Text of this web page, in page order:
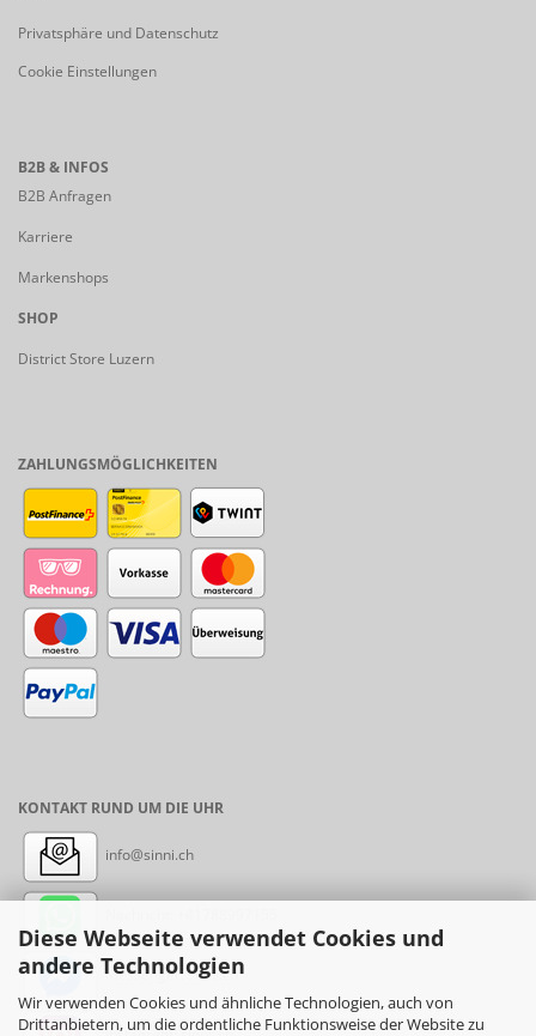
Diese Webseite verwendet Cookies und
andere Technologien
Wir verwenden Cookies und ähnliche Technologien, auch von
Drittanbietern, um die ordentliche Funktionsweise der Website zu
Privatsphäre und Datenschutz
Cookie Einstellungen
B2B & INFOS
B2B Anfragen
Karriere
Markenshops
SHOP
District Store Luzern
ZAHLUNGSMÖGLICHKEITEN
KONTAKT RUND UM DIE UHR
info@sinni.ch
Messenger: sinni.ch